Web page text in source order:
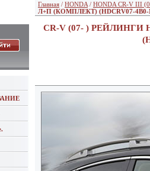
Главная / HONDA / HONDA CR-V III
Л+П (КОМПЛЕКТ) (HDCRV07-4B0-
CR-V (07- )